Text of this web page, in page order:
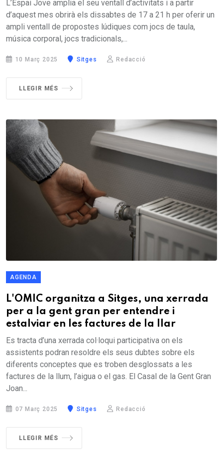
LLEGIR MÉS
L'Espai Jove de Sitges obre ara els
dissabtes a la tarda
d’aquest mes obrirà els dissabtes de 17 a 21 h per oferir un
ampli ventall de propostes lúdiques com jocs de taula,
música corporal, jocs tradicionals,...
10 Març 2025 Sitges Redacció
LLEGIR MÉS
L'OMIC organitza a Sitges, una xerrada
Es tracta d’una xerrada col·loqui participativa on els